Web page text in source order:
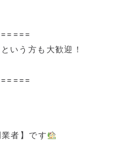
いう方も大歓迎！
者】です